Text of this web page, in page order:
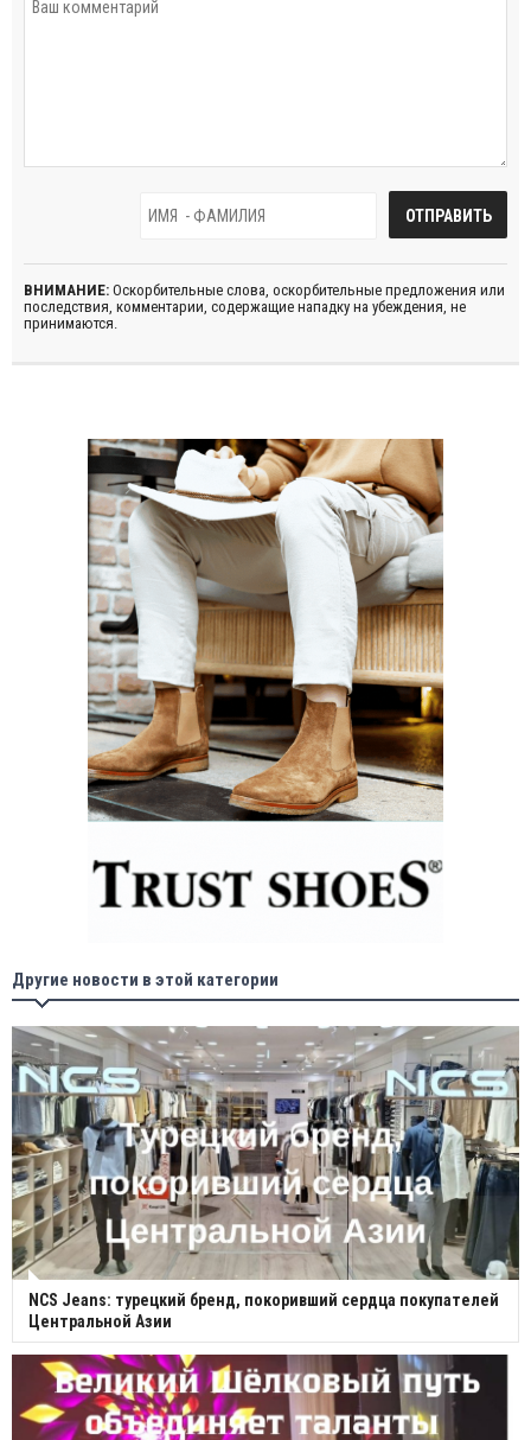
ВНИМАНИЕ: Оскорбительные слова, оскорбительные предложения или
последствия, комментарии, содержащие нападку на убеждения, не
принимаются.
Другие новости в этой категории
NCS Jeans: турецкий бренд, покоривший сердца покупателей
Центральной Азии